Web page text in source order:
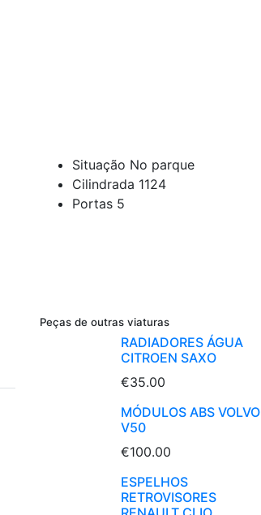
Situação No parque
Cilindrada 1124
Portas 5
Peças de outras viaturas
RADIADORES ÁGUA
CITROEN SAXO
€35.00
MÓDULOS ABS VOLVO
V50
€100.00
ESPELHOS
RETROVISORES